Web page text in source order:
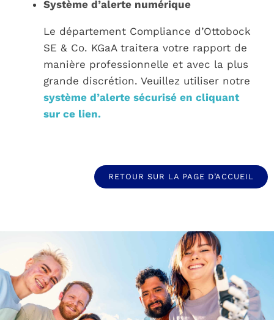
Système d’alerte numérique
Le département Compliance d’Ottobock
SE & Co. KGaA traitera votre rapport de
manière professionnelle et avec la plus
grande discrétion. Veuillez utiliser notre
système d’alerte sécurisé en cliquant
sur ce lien.
RETOUR SUR LA PAGE D’ACCUEIL